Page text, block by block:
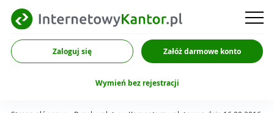
Zaloguj się Załóż darmowe konto
Wymień bez rejestracji